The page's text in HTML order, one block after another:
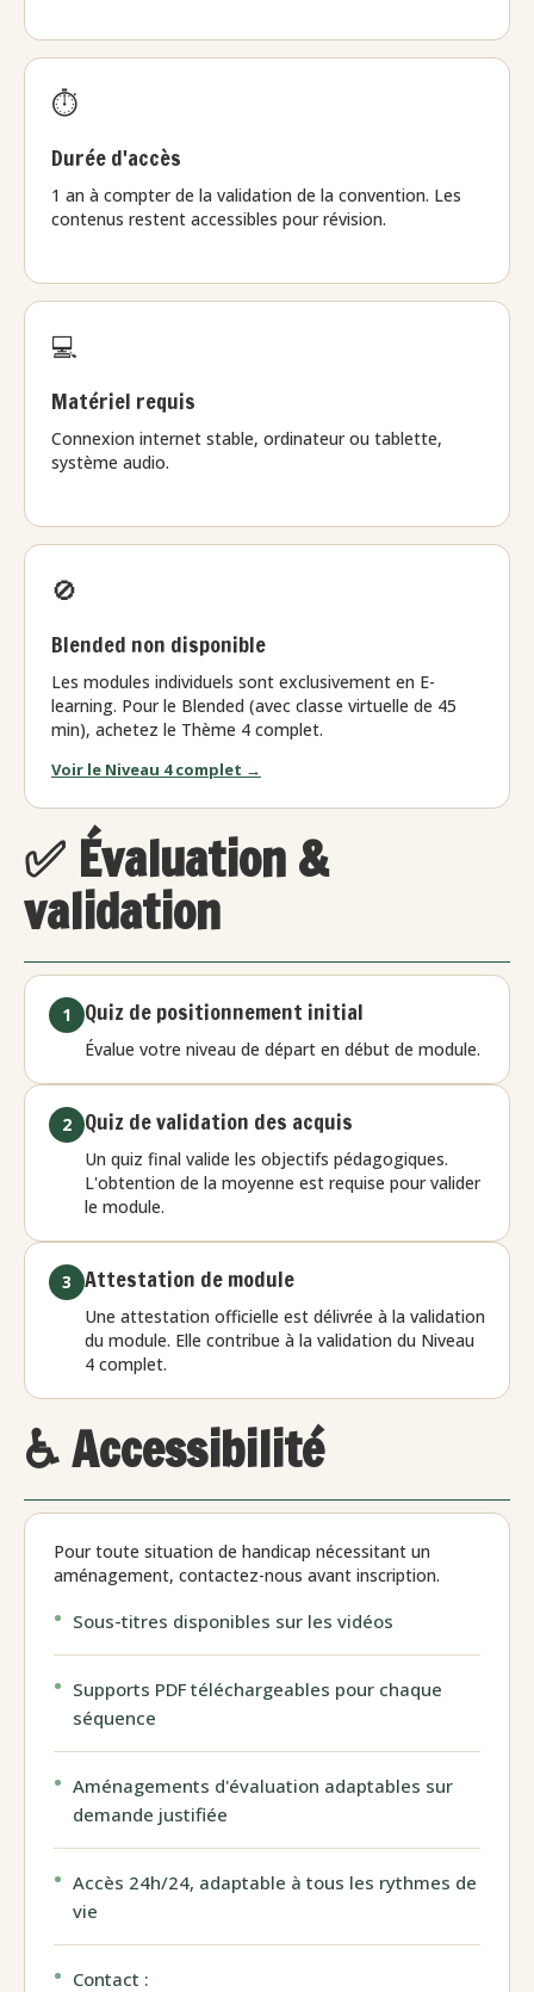
⏱️
Durée d'accès
1 an à compter de la validation de la convention. Les
contenus restent accessibles pour révision.
💻
Matériel requis
Connexion internet stable, ordinateur ou tablette,
système audio.
🚫
Blended non disponible
Les modules individuels sont exclusivement en E-
learning. Pour le Blended (avec classe virtuelle de 45
min), achetez le Thème 4 complet.
Voir le Niveau 4 complet →
✅ Évaluation &
validation
1 Quiz de positionnement initial
Évalue votre niveau de départ en début de module.
2 Quiz de validation des acquis
Un quiz final valide les objectifs pédagogiques.
L'obtention de la moyenne est requise pour valider
le module.
3 Attestation de module
Une attestation officielle est délivrée à la validation
du module. Elle contribue à la validation du Niveau
4 complet.
♿ Accessibilité
Pour toute situation de handicap nécessitant un
aménagement, contactez-nous avant inscription.
Sous-titres disponibles sur les vidéos
Supports PDF téléchargeables pour chaque
séquence
Aménagements d'évaluation adaptables sur
demande justifiée
Accès 24h/24, adaptable à tous les rythmes de
vie
Contact :